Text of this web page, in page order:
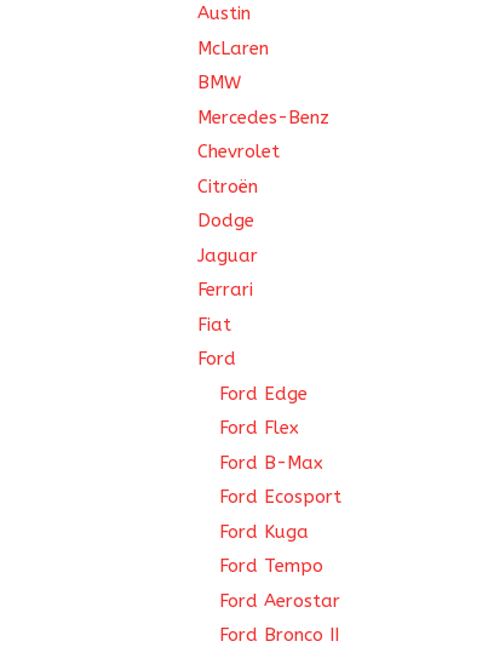
Austin
McLaren
BMW
Mercedes-Benz
Chevrolet
Citroën
Dodge
Jaguar
Ferrari
Fiat
Ford
Ford Edge
Ford Flex
Ford B-Max
Ford Ecosport
Ford Kuga
Ford Tempo
Ford Aerostar
Ford Bronco II